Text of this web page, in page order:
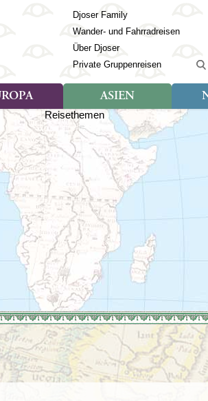
Djoser Family
Wander- und Fahrradreisen
Über Djoser
Private Gruppenreisen
(9)
(3)
und Fahrradreisen
Länder
Albanien
Andorra
Armenien
Aserbaidschan
Azoren
Balkan
Baltikum
Bosnien & Herzegowina
Estland
Finnland
Georgien
Irland
Island
Italien
ASIEN
Art der Reise
Djoser Reisen (23)
Djoser Family (12)
Wander- und Fahrradreisen
(1)
Art